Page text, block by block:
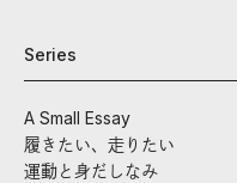
Series
A Small Essay
履きたい、走りたい
運動と身だしなみ